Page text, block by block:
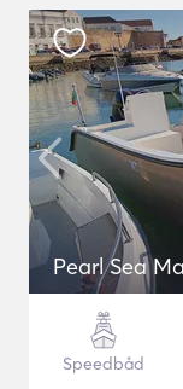
Pearl Sea
Speedbåd